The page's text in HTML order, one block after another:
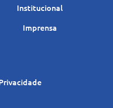
Institucional
Imprensa